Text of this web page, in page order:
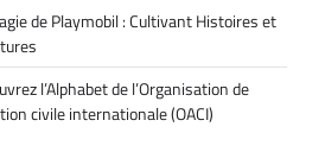
de Playmobil : Cultivant Histoires et
l’Alphabet de l’Organisation de
civile internationale (OACI)